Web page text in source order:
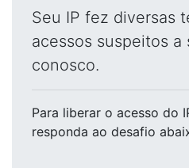
Seu IP fez diversas
acessos suspeitos a
conosco.
Para liberar o acesso do
responda ao desafio